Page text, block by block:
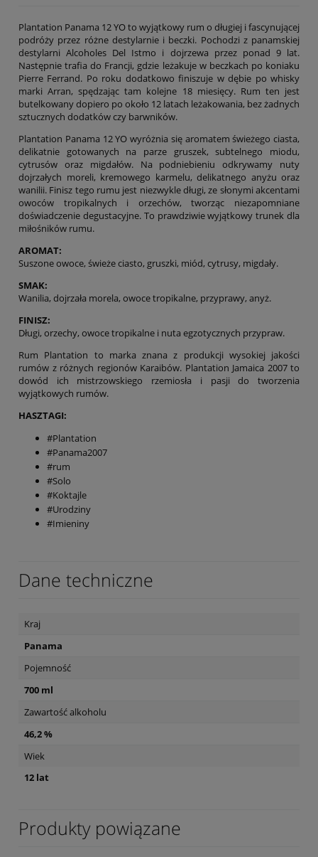
Plantation Panama 12 YO to wyjątkowy rum o długiej i fascynującej
podróży przez różne destylarnie i beczki. Pochodzi z panamskiej
destylarni Alcoholes Del Istmo i dojrzewa przez ponad 9 lat.
Następnie trafia do Francji, gdzie leżakuje w beczkach po koniaku
Pierre Ferrand. Po roku dodatkowo finiszuje w dębie po whisky
marki Arran, spędzając tam kolejne 18 miesięcy. Rum ten jest
butelkowany dopiero po około 12 latach leżakowania, bez żadnych
sztucznych dodatków czy barwników.
Plantation Panama 12 YO wyróżnia się aromatem świeżego ciasta,
delikatnie gotowanych na parze gruszek, subtelnego miodu,
cytrusów oraz migdałów. Na podniebieniu odkrywamy nuty
dojrzałych moreli, kremowego karmelu, delikatnego anyżu oraz
wanilii. Finisz tego rumu jest niezwykle długi, ze słonymi akcentami
owoców tropikalnych i orzechów, tworząc niezapomniane
doświadczenie degustacyjne. To prawdziwie wyjątkowy trunek dla
miłośników rumu.
AROMAT:
Suszone owoce, świeże ciasto, gruszki, miód, cytrusy, migdały.
SMAK:
Wanilia, dojrzała morela, owoce tropikalne, przyprawy, anyż.
FINISZ:
Długi, orzechy, owoce tropikalne i nuta egzotycznych przypraw.
Rum Plantation to marka znana z produkcji wysokiej jakości
rumów z różnych regionów Karaibów. Plantation Jamaica 2007 to
dowód ich mistrzowskiego rzemiosła i pasji do tworzenia
wyjątkowych rumów.
HASZTAGI:
#Plantation
#Panama2007
#rum
#Solo
#Koktajle
#Urodziny
#Imieniny
Dane techniczne
Kraj
Panama
Pojemność
700 ml
Zawartość alkoholu
46,2 %
Wiek
12 lat
Produkty powiązane